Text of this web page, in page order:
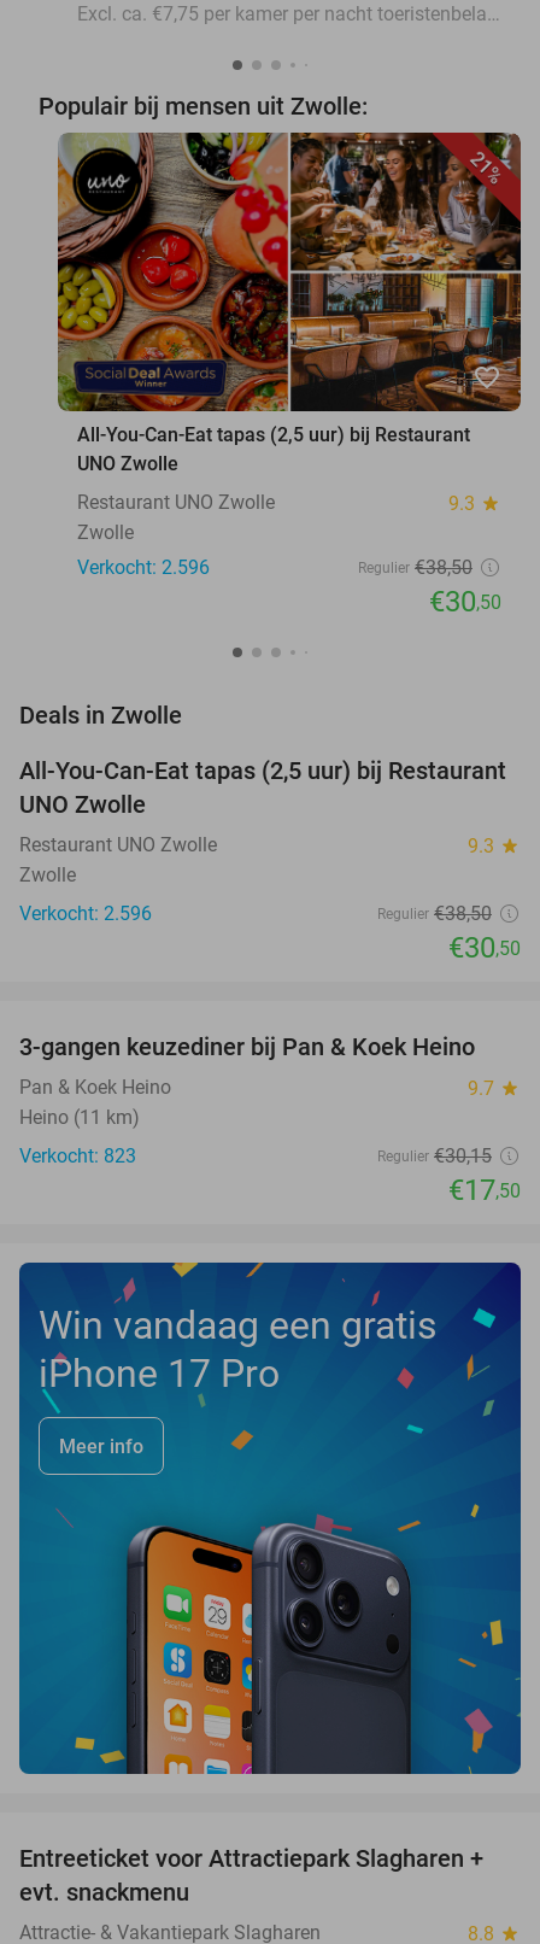
Excl. ca. €7,75 per kamer per nacht toeristenbelasting
Populair bij mensen uit Zwolle:
21%
favorite_border
All-You-Can-Eat tapas (2,5 uur) bij Restaurant
UNO Zwolle
Restaurant UNO Zwolle
9.3 star
Zwolle
Verkocht: 2.596
Regulier €38,50
€30,50
Deals in Zwolle
21%
All-You-Can-Eat tapas (2,5 uur) bij Restaurant
UNO Zwolle
Restaurant UNO Zwolle 9.3 star
Zwolle
Verkocht: 2.596
Regulier €38,50
€30,50
42%
3-gangen keuzediner bij Pan & Koek Heino
Pan & Koek Heino 9.7 star
Heino (11 km)
Verkocht: 823
Regulier €30,15
€17,50
Win vandaag een gratis
iPhone 17 Pro
Meer info
41%
Entreeticket voor Attractiepark Slagharen +
evt. snackmenu
Attractie- & Vakantiepark Slagharen 8.8 star